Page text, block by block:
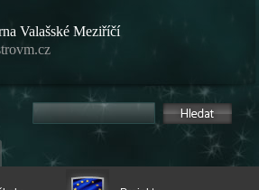
Valašské Meziříčí